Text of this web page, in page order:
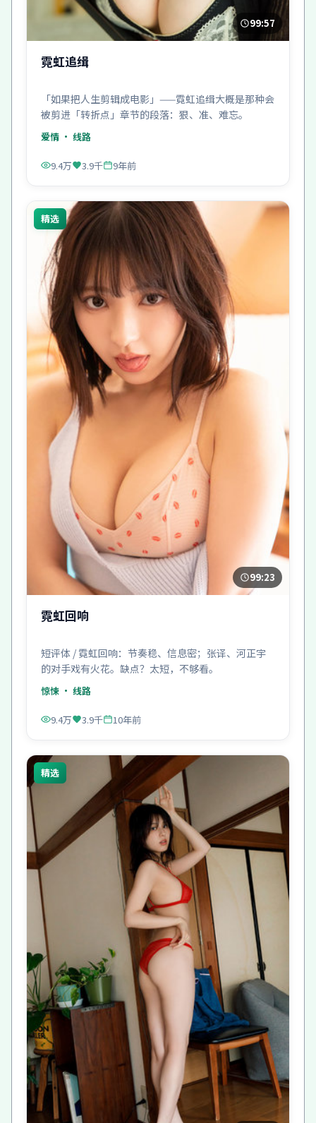
99:57
霓虹追缉
「如果把人生剪辑成电影」——霓虹追缉大概是那种会
被剪进「转折点」章节的段落：狠、准、难忘。
爱情 · 线路
9.4万 3.9千 9年前
精选
99:23
霓虹回响
短评体 / 霓虹回响：节奏稳、信息密；张译、河正宇
的对手戏有火花。缺点？太短，不够看。
惊悚 · 线路
9.4万 3.9千 10年前
精选